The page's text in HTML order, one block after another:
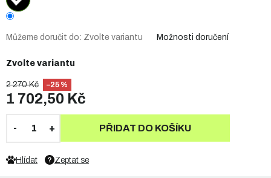
2 270 Kč –25 %
1 702,50 Kč
Zvolte variantu
Můžeme doručit do: Zvolte variantu Možnosti doručení
PŘIDAT DO KOŠÍKU
Zeptat se
Hlídat